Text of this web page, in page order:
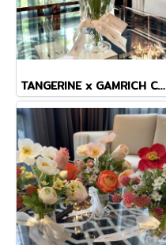
TANGERINE x GAMRICH COSMOS TINY MASTERPIECE VASE